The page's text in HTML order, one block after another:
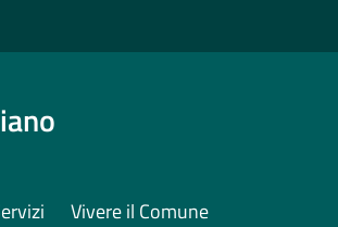
Vivere il Comune